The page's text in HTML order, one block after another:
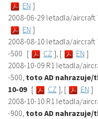
EN ]
2008-06-29 letadla/aircraft
EN ]
2008-08-10 letadla/aircraft
-500 [
CZ ], [ EN ]
2008-10-09 R1 letadla/
-500, toto AD nahrazuje/
10-09 [ CZ ], [ EN ]
2008-10-10 R1 letadla/
-900, toto AD nahrazuje/